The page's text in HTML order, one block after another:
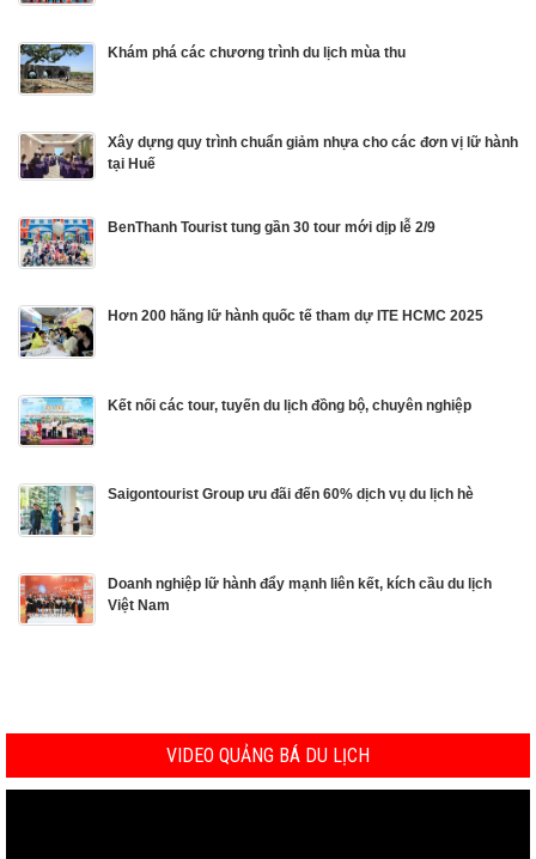
Khám phá các chương trình du lịch mùa thu
Xây dựng quy trình chuẩn giảm nhựa cho các đơn vị lữ hành
tại Huế
BenThanh Tourist tung gần 30 tour mới dịp lễ 2/9
Hơn 200 hãng lữ hành quốc tế tham dự ITE HCMC 2025
Kết nối các tour, tuyến du lịch đồng bộ, chuyên nghiệp
Saigontourist Group ưu đãi đến 60% dịch vụ du lịch hè
Doanh nghiệp lữ hành đẩy mạnh liên kết, kích cầu du lịch
Việt Nam
VIDEO QUẢNG BÁ DU LỊCH